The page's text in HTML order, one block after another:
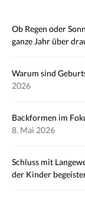
Ob Regen oder
ganze Jahr über
Warum sind
2026
Backformen im
8. Mai 2026
Schluss mit
der Kinder